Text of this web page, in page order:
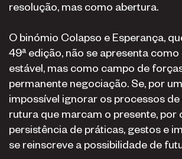
resolução, mas como abertura.
O binómio Colapso e Esperança,
49ª edição, não se apresenta
estável, mas como campo de
permanente negociação. Se, por
impossível ignorar os processos
rutura que marcam o presente, por
persistência de práticas, gestos e
se reinscreve a possibilidade de